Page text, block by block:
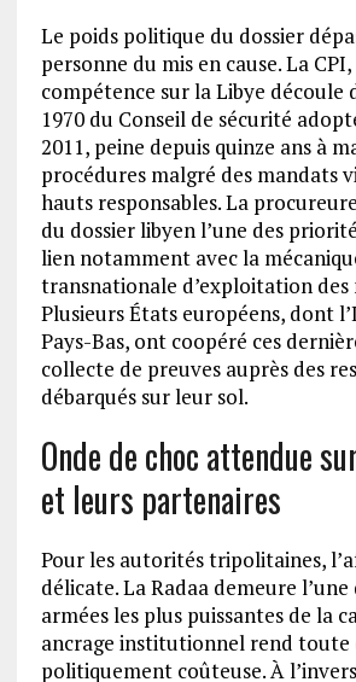
Le poids politique du dossier
personne du mis en cause. La
compétence sur la Libye découle
1970 du Conseil de sécurité
2011, peine depuis quinze ans à
procédures malgré des mandats
hauts responsables. La
du dossier libyen l’une des
lien notamment avec la
transnationale d’exploitation des
Plusieurs États européens, dont
Pays-Bas, ont coopéré ces
collecte de preuves auprès des
débarqués sur leur sol.
Onde de choc attendue
et leurs partenaires
Pour les autorités tripolitaines,
délicate. La Radaa demeure l’une
armées les plus puissantes de la
ancrage institutionnel rend toute
politiquement coûteuse. À